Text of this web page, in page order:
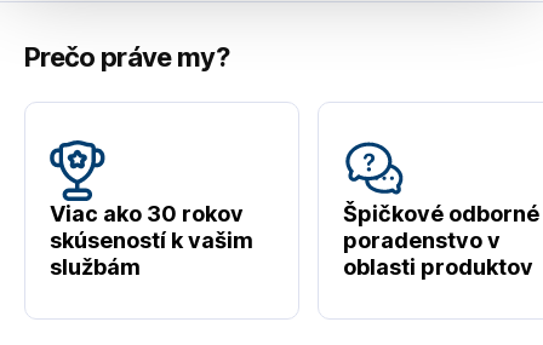
Prečo práve my?
Viac ako 30 rokov
skúseností k vašim
službám
Špičkové odborné
poradenstvo v
oblasti produktov